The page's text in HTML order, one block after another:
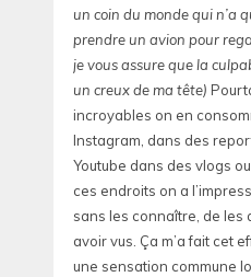
un coin du monde qui n’a
prendre un avion pour
je vous assure que la
un creux de ma tête)
incroyables on en
Instagram, dans des
Youtube dans des vlogs
ces endroits on a
sans les connaître, de les
avoir vus. Ça m’a fait cet
une sensation commune